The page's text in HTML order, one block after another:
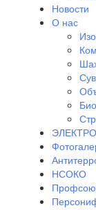
Новости
О нас
НСОКО